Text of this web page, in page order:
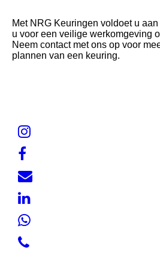
Met NRG Keuringen voldoet u
u voor een veilige werkomgeving
Neem contact met ons op voor
plannen van een keuring.